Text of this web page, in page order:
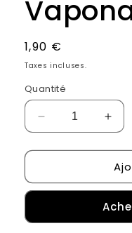
Prix
habituel
1,90 €
Taxes incluses.
Quantité
Réduire
la
quantité
Booster
frais
la
de
frais